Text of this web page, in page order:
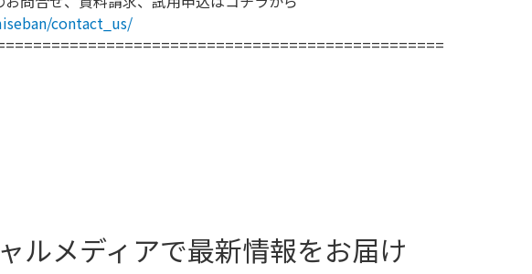
contact_us/
ルメディアで最新情報をお届け